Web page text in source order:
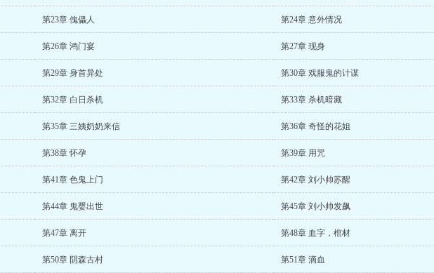
第23章 傀儡人 第24章 意外情况
第26章 鸿门宴 第27章 现身
第29章 身首异处 第30章 戏服鬼的计谋
第32章 白日杀机 第33章 杀机暗藏
第35章 三姨奶奶来信 第36章 奇怪的花姐
第38章 怀孕 第39章 用咒
第41章 色鬼上门 第42章 刘小帅苏醒
第44章 鬼婴出世 第45章 刘小帅发飙
第47章 离开 第48章 血字，棺材
第50章 阴森古村 第51章 滴血